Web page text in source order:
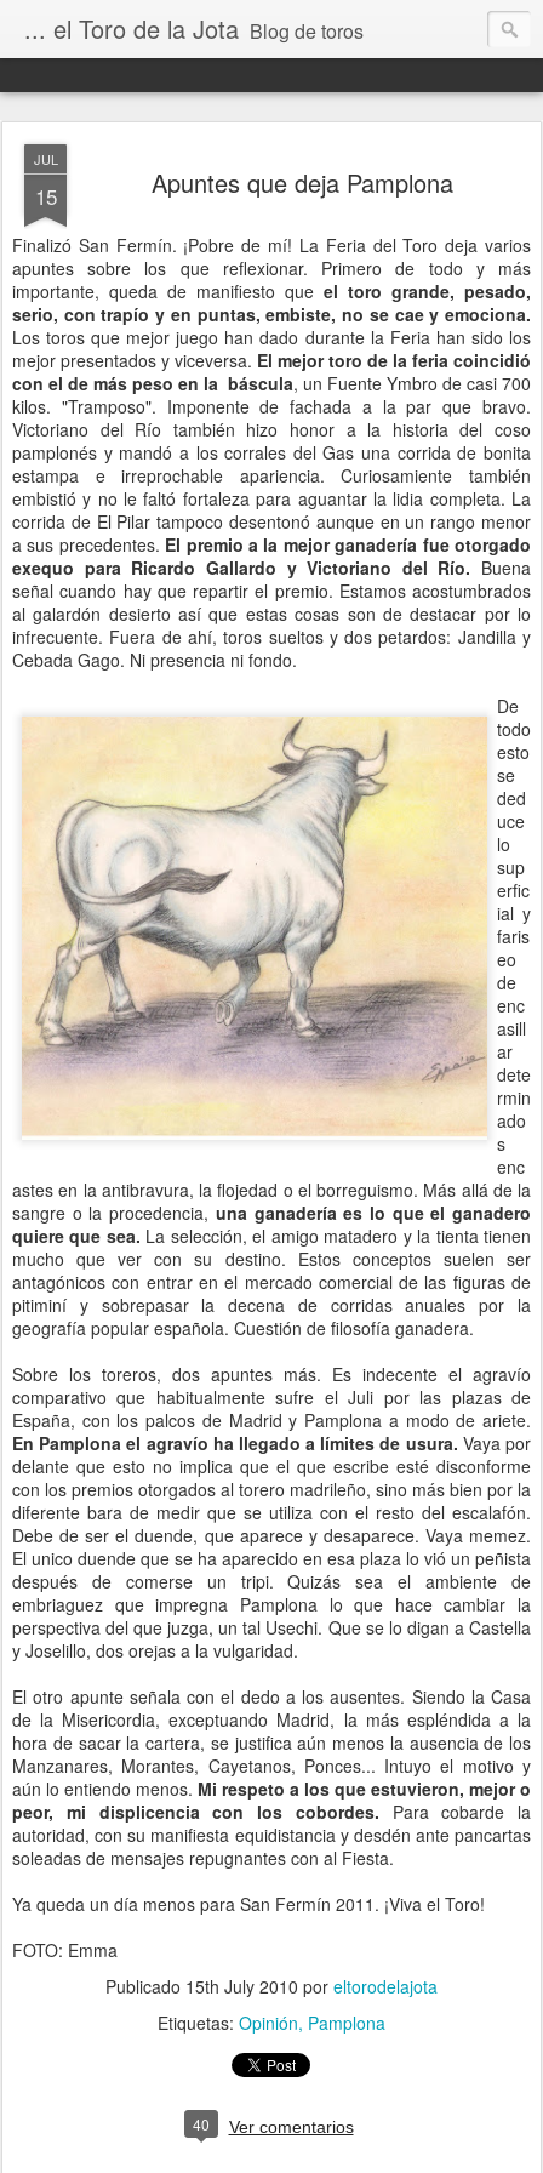
... el Toro de la Jota Blog de toros
JUL
15 Apuntes que deja Pamplona
Finalizó San Fermín. ¡Pobre de mí! La Feria del Toro deja varios
apuntes sobre los que reflexionar. Primero de todo y más
importante, queda de manifiesto que el toro grande, pesado,
serio, con trapío y en puntas, embiste, no se cae y emociona.
Los toros que mejor juego han dado durante la Feria han sido los
mejor presentados y viceversa. El mejor toro de la feria coincidió
con el de más peso en la báscula, un Fuente Ymbro de casi 700
kilos. "Tramposo". Imponente de fachada a la par que bravo.
Victoriano del Río también hizo honor a la historia del coso
pamplonés y mandó a los corrales del Gas una corrida de bonita
estampa e irreprochable apariencia. Curiosamiente también
embistió y no le faltó fortaleza para aguantar la lidia completa. La
corrida de El Pilar tampoco desentonó aunque en un rango menor
a sus precedentes. El premio a la mejor ganadería fue otorgado
exequo para Ricardo Gallardo y Victoriano del Río. Buena
señal cuando hay que repartir el premio. Estamos acostumbrados
al galardón desierto así que estas cosas son de destacar por lo
infrecuente. Fuera de ahí, toros sueltos y dos petardos: Jandilla y
Cebada Gago. Ni presencia ni fondo.
De
todo
esto
se
ded
uce
lo
sup
erfic
ial y
faris
eo
de
enc
asill
ar
dete
rmin
ado
s
enc
astes en la antibravura, la flojedad o el borreguismo. Más allá de la
sangre o la procedencia, una ganadería es lo que el ganadero
quiere que sea. La selección, el amigo matadero y la tienta tienen
mucho que ver con su destino. Estos conceptos suelen ser
antagónicos con entrar en el mercado comercial de las figuras de
pitiminí y sobrepasar la decena de corridas anuales por la
geografía popular española. Cuestión de filosofía ganadera.
Sobre los toreros, dos apuntes más. Es indecente el agravío
comparativo que habitualmente sufre el Juli por las plazas de
España, con los palcos de Madrid y Pamplona a modo de ariete.
En Pamplona el agravío ha llegado a límites de usura. Vaya por
delante que esto no implica que el que escribe esté disconforme
con los premios otorgados al torero madrileño, sino más bien por la
diferente bara de medir que se utiliza con el resto del escalafón.
Debe de ser el duende, que aparece y desaparece. Vaya memez.
El unico duende que se ha aparecido en esa plaza lo vió un peñista
después de comerse un tripi. Quizás sea el ambiente de
embriaguez que impregna Pamplona lo que hace cambiar la
perspectiva del que juzga, un tal Usechi. Que se lo digan a Castella
y Joselillo, dos orejas a la vulgaridad.
El otro apunte señala con el dedo a los ausentes. Siendo la Casa
de la Misericordia, exceptuando Madrid, la más espléndida a la
hora de sacar la cartera, se justifica aún menos la ausencia de los
Manzanares, Morantes, Cayetanos, Ponces... Intuyo el motivo y
aún lo entiendo menos. Mi respeto a los que estuvieron, mejor o
peor, mi displicencia con los cobordes. Para cobarde la
autoridad, con su manifiesta equidistancia y desdén ante pancartas
soleadas de mensajes repugnantes con al Fiesta.
Ya queda un día menos para San Fermín 2011. ¡Viva el Toro!
FOTO: Emma
Publicado 15th July 2010 por eltorodelajota
Etiquetas: Opinión Pamplona
40 Ver comentarios